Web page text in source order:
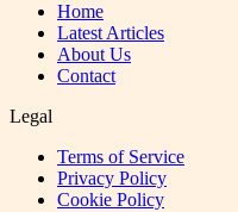
Home
Latest Articles
About Us
Contact
Legal
Terms of Service
Privacy Policy
Cookie Policy